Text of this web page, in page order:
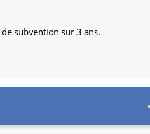
de subvention sur 3 ans.